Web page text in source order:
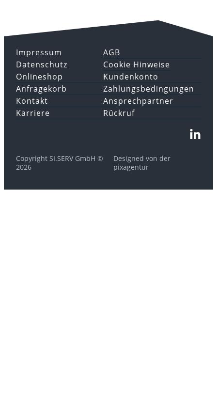
Impressum
Datenschutz
AGB
Cookie Hinweise
Onlineshop
Anfragekorb
Kundenkonto
Zahlungsbedingungen
Kontakt
Karriere
Ansprechpartner
Rückruf
Copyright SI.SERV GmbH ©
2026
Designed von der
pixagentur